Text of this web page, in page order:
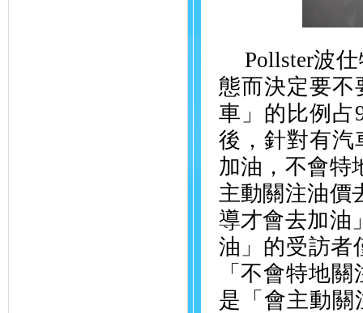
Pollster波
態而決定要不
車」的比例占
後，針對有汽
加油，不會特
主動關注油價
導才會去加油
油」的受訪者
「不會特地
是「會主動